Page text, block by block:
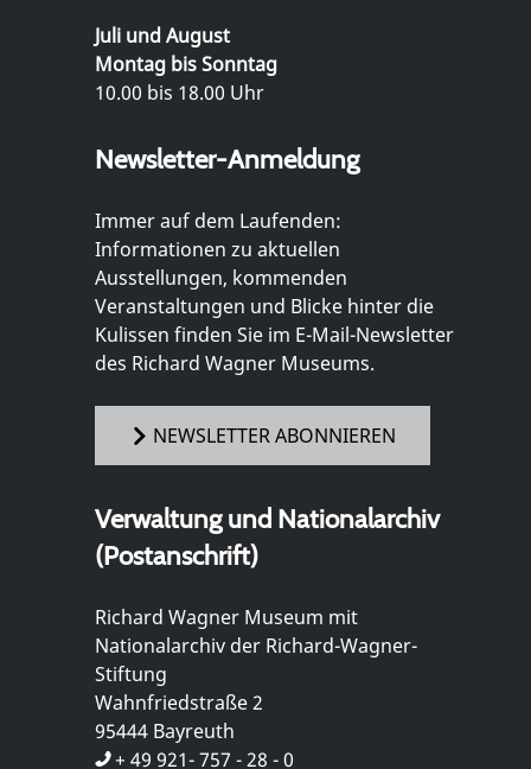
Juli und August
Montag bis Sonntag
10.00 bis 18.00 Uhr
Newsletter-Anmeldung
Immer auf dem Laufenden:
Informationen zu aktuellen
Ausstellungen, kommenden
Veranstaltungen und Blicke hinter die
Kulissen finden Sie im E-Mail-Newsletter
des Richard Wagner Museums.
NEWSLETTER ABONNIEREN
Verwaltung und Nationalarchiv
(Postanschrift)
Richard Wagner Museum mit
Nationalarchiv der Richard-Wagner-
Stiftung
Wahnfriedstraße 2
95444 Bayreuth
+ 49 921- 757 - 28 - 0